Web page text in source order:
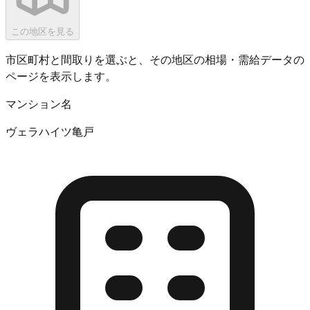
この地区を見る
市区町村と間取りを選ぶと、その地区の相場・需給データの
ページを表示します。
マンション名
ヴェラハイツ亀戸